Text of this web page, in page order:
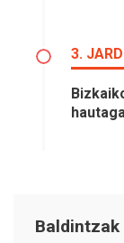
3.
Baldintzak